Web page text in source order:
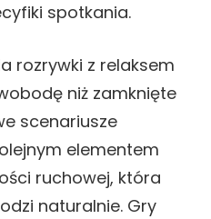
spotkania.
rozrywki z relaksem
niż zamknięte
scenariusze
elementem
ruchowej, która
naturalnie. Gry